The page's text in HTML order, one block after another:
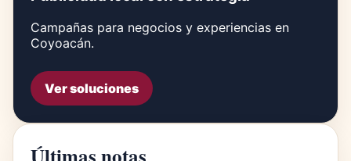
Campañas para negocios y experiencias en
Coyoacán.
Ver soluciones